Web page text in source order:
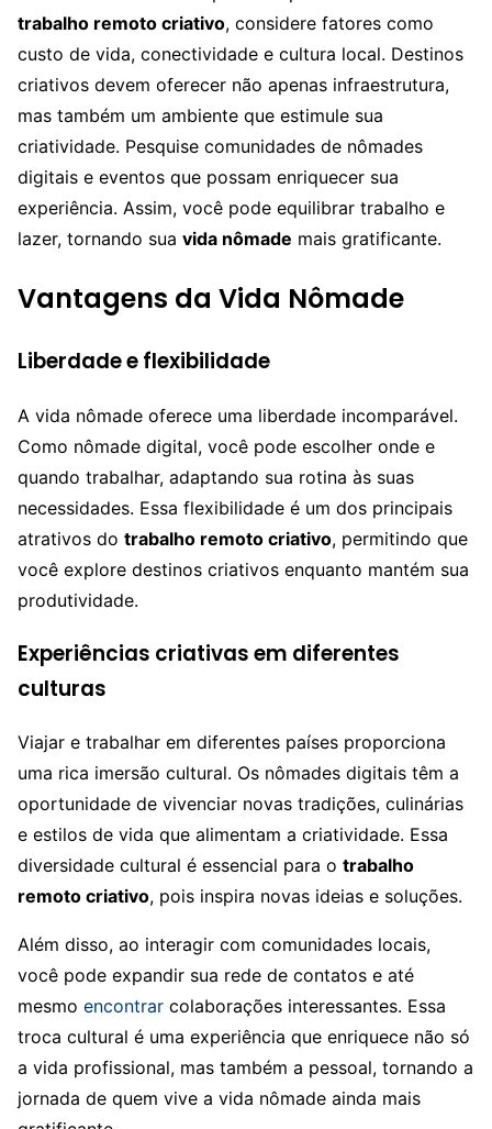
trabalho remoto criativo, considere fatores como
custo de vida, conectividade e cultura local. Destinos
criativos devem oferecer não apenas infraestrutura,
mas também um ambiente que estimule sua
criatividade. Pesquise comunidades de nômades
digitais e eventos que possam enriquecer sua
experiência. Assim, você pode equilibrar trabalho e
lazer, tornando sua vida nômade mais gratificante.
Vantagens da Vida Nômade
Liberdade e flexibilidade
A vida nômade oferece uma liberdade incomparável.
Como nômade digital, você pode escolher onde e
quando trabalhar, adaptando sua rotina às suas
necessidades. Essa flexibilidade é um dos principais
atrativos do trabalho remoto criativo, permitindo que
você explore destinos criativos enquanto mantém sua
produtividade.
Experiências criativas em diferentes
culturas
Viajar e trabalhar em diferentes países proporciona
uma rica imersão cultural. Os nômades digitais têm a
oportunidade de vivenciar novas tradições, culinárias
e estilos de vida que alimentam a criatividade. Essa
diversidade cultural é essencial para o trabalho
remoto criativo, pois inspira novas ideias e soluções.
Além disso, ao interagir com comunidades locais,
você pode expandir sua rede de contatos e até
mesmo encontrar colaborações interessantes. Essa
troca cultural é uma experiência que enriquece não só
a vida profissional, mas também a pessoal, tornando a
jornada de quem vive a vida nômade ainda mais